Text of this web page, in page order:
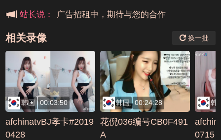
站长说： 广告招租中，期待与您的合作
相关录像 换一批
韩国 00:03:50
afchinatvBJ孝卡#2019
0428
韩国 00:24:28
花倪036编号CB0F491
A
韩
0715